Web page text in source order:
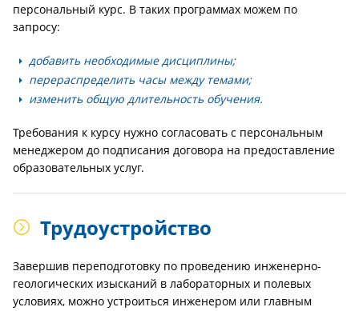
персональный курс. В таких программах можем по
запросу:
добавить необходимые дисциплины;
перераспределить часы между темами;
изменить общую длительность обучения.
Требования к курсу нужно согласовать с персональным
менеджером до подписания договора на предоставление
образовательных услуг.
Трудоустройство
Завершив переподготовку по проведению инженерно-
геологических изысканий в лабораторных и полевых
условиях, можно устроиться инженером или главным